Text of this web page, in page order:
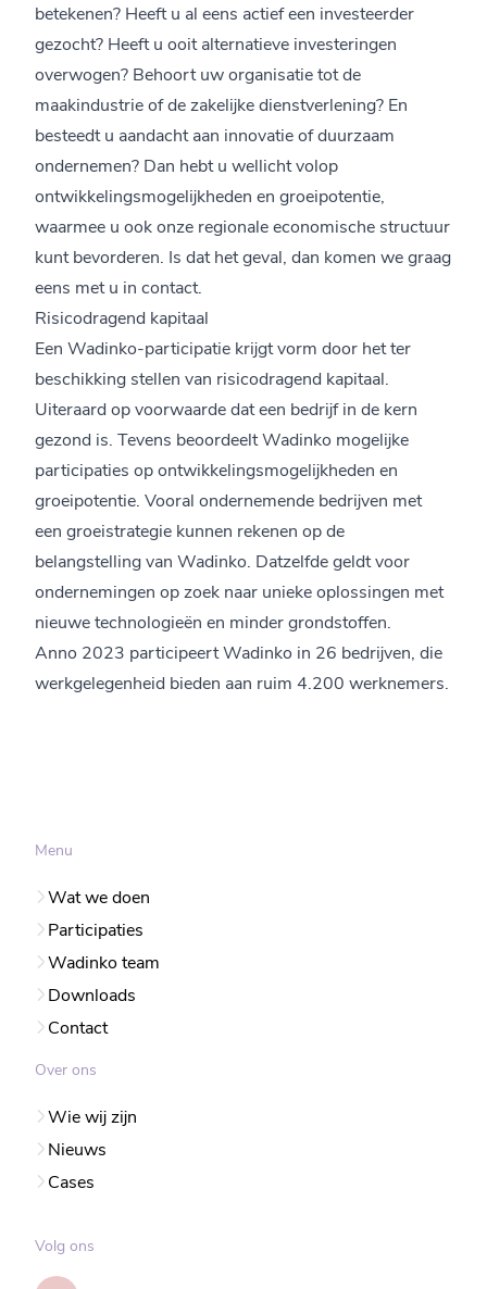
betekenen? Heeft u al eens actief een investeerder
gezocht? Heeft u ooit alternatieve investeringen
overwogen? Behoort uw organisatie tot de
maakindustrie of de zakelijke dienstverlening? En
besteedt u aandacht aan innovatie of duurzaam
ondernemen? Dan hebt u wellicht volop
ontwikkelingsmogelijkheden en groeipotentie,
waarmee u ook onze regionale economische structuur
kunt bevorderen. Is dat het geval, dan komen we graag
eens met u in contact.
Risicodragend kapitaal
Een Wadinko-participatie krijgt vorm door het ter
beschikking stellen van risicodragend kapitaal.
Uiteraard op voorwaarde dat een bedrijf in de kern
gezond is. Tevens beoordeelt Wadinko mogelijke
participaties op ontwikkelingsmogelijkheden en
groeipotentie. Vooral ondernemende bedrijven met
een groeistrategie kunnen rekenen op de
belangstelling van Wadinko. Datzelfde geldt voor
ondernemingen op zoek naar unieke oplossingen met
nieuwe technologieën en minder grondstoffen.
Anno 2023 participeert Wadinko in 26 bedrijven, die
werkgelegenheid bieden aan ruim 4.200 werknemers.
Menu
Wat we doen
Participaties
Wadinko team
Downloads
Contact
Over ons
Wie wij zijn
Nieuws
Cases
Volg ons